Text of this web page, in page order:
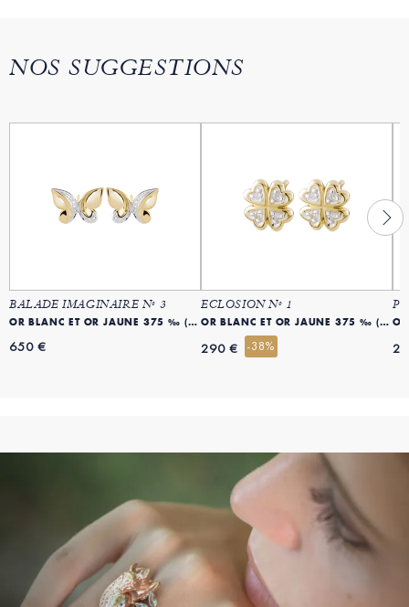
NOS SUGGESTIONS
BALADE IMAGINAIRE Nº 3
OR BLANC ET OR JAUNE 375 ‰ (9 CARATS)
650 €
ECLOSION Nº 1
OR BLANC ET OR JAUNE 375 ‰ (9 CARATS)
290 € -38%